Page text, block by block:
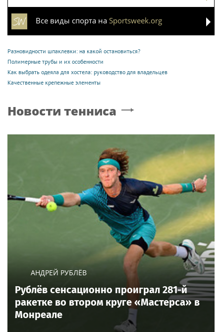
Все виды спорта на Sportsweek.org
Разновидности шпаклевки: на какой остановиться?
Полимерные трубы и их особенности
Как выбрать одеяла для хостела: руководство для владельцев
Качественные крепежные элементы
Новости тенниса
АНДРЕЙ РУБЛЁВ
Рублёв сенсационно проиграл 281-й
ракетке во втором круге «Мастерса» в
Монреале